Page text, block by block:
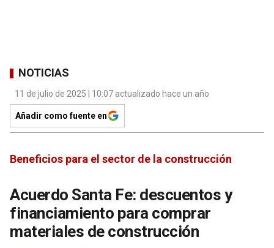
NOTICIAS
11 de julio de 2025 | 10:07 actualizado hace un año
Añadir como fuente en
Beneficios para el sector de la construcción
Acuerdo Santa Fe: descuentos y
financiamiento para comprar
materiales de construcción